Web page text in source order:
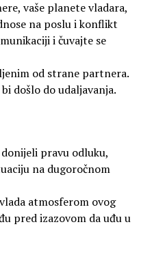
vaše planete vladara,
na poslu i konflikt
i čuvajte se
od strane partnera.
došlo do udaljavanja.
pravu odluku,
na dugoročnom
atmosferom ovog
pred izazovom da uđu u